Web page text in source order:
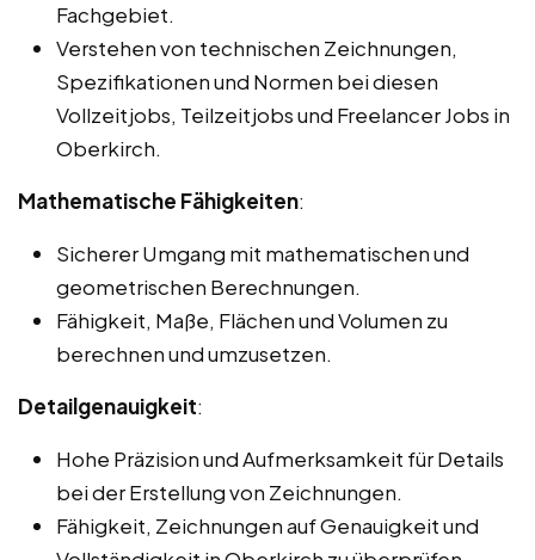
Fachgebiet.
Verstehen von technischen Zeichnungen,
Spezifikationen und Normen bei diesen
Vollzeitjobs, Teilzeitjobs und Freelancer Jobs in
Oberkirch.
Mathematische Fähigkeiten:
Sicherer Umgang mit mathematischen und
geometrischen Berechnungen.
Fähigkeit, Maße, Flächen und Volumen zu
berechnen und umzusetzen.
Detailgenauigkeit:
Hohe Präzision und Aufmerksamkeit für Details
bei der Erstellung von Zeichnungen.
Fähigkeit, Zeichnungen auf Genauigkeit und